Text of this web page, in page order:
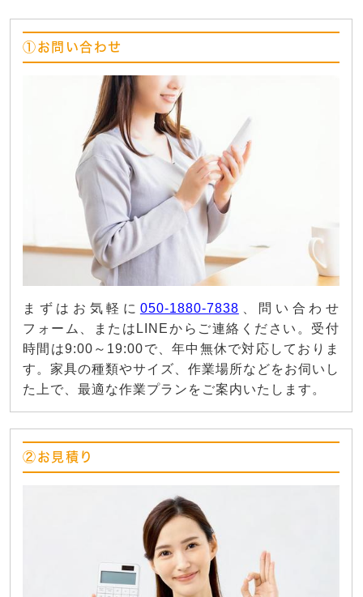
①お問い合わせ
まずはお気軽に 050-1880-7838 、問い合わせ
フォーム、またはLINEからご連絡ください。受付
時間は9:00～19:00で、年中無休で対応しておりま
す。家具の種類やサイズ、作業場所などをお伺いし
た上で、最適な作業プランをご案内いたします。
②お見積り